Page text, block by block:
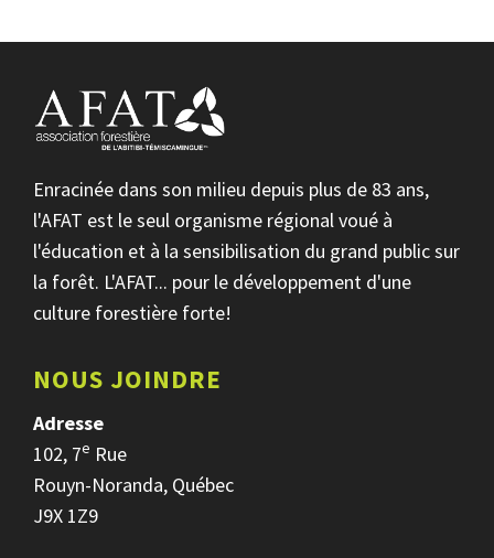
Enracinée dans son milieu depuis plus de 83 ans,
l'AFAT est le seul organisme régional voué à
l'éducation et à la sensibilisation du grand public sur
la forêt. L'AFAT... pour le développement d'une
culture forestière forte!
NOUS JOINDRE
Adresse
102, 7e Rue
Rouyn-Noranda, Québec
J9X 1Z9